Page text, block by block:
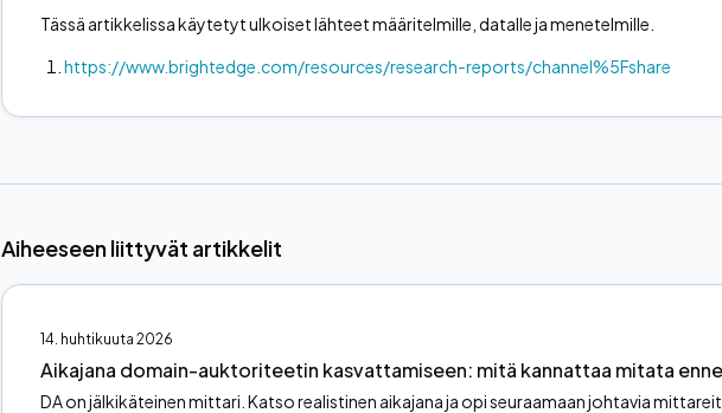
Tässä artikkelissa käytetyt ulkoiset lähteet määritelmille, datalle ja menetelmille.
https://www.brightedge.com/resources/research-reports/channel%5Fshare
Aiheeseen liittyvät artikkelit
14. huhtikuuta 2026
Aikajana domain-auktoriteetin kasvattamiseen: mitä kannattaa mitata
DA on jälkikäteinen mittari. Katso realistinen aikajana ja opi seuraamaan johtavia